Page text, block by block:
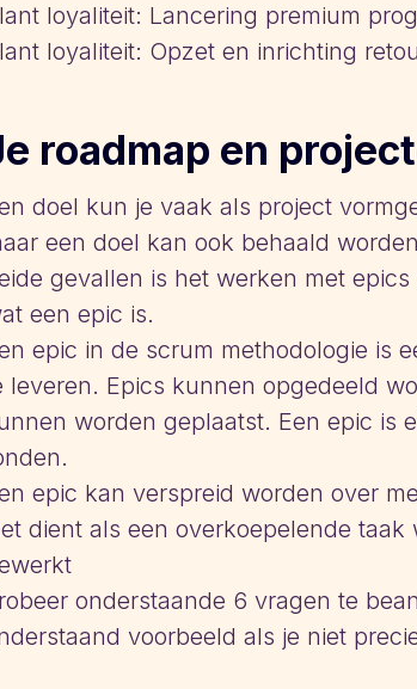
loyaliteit: Lancering premium
loyaliteit: Opzet en inrichting
roadmap en
doel kun je vaak als project
een doel kan ook behaald
gevallen is het werken met
een epic is.
epic in de scrum methodologie is
leveren. Epics kunnen opgedeeld
worden geplaatst. Een epic is
epic kan verspreid worden over
dient als een overkoepelende
onderstaande 6 vragen te
voorbeeld als je niet